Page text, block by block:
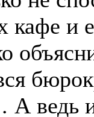
кафе и
ведь